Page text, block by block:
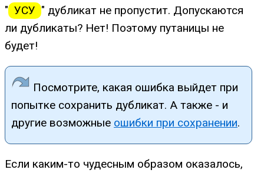
" УСУ " дубликат не пропустит. Допускаются
ли дубликаты? Нет! Поэтому путаницы не
будет!
Посмотрите, какая ошибка выйдет при
попытке сохранить дубликат. А также - и
другие возможные ошибки при сохранении.
Если каким-то чудесным образом оказалось,